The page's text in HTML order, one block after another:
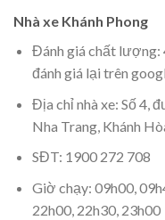
Nhà xe Khánh Phong
Đánh giá chất lượng:
đánh giá lại trên
Địa chỉ nhà xe: Số 4,
Nha Trang, Khánh
SĐT: 1900 272 708
Giờ chạy: 09h00,
22h00, 22h30, 23h00